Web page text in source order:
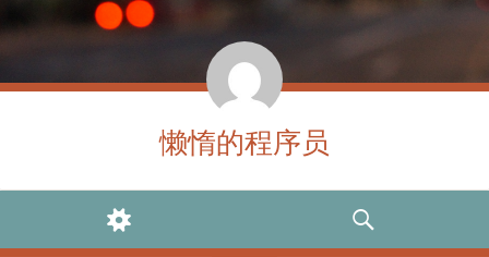
懒惰的程序员
WIDGETS
SEARCH